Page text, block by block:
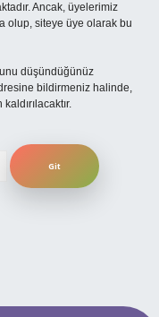
Ancak, üyelerimiz
olup, siteye üye olarak bu
düşündüğünüz
bildirmeniz halinde,